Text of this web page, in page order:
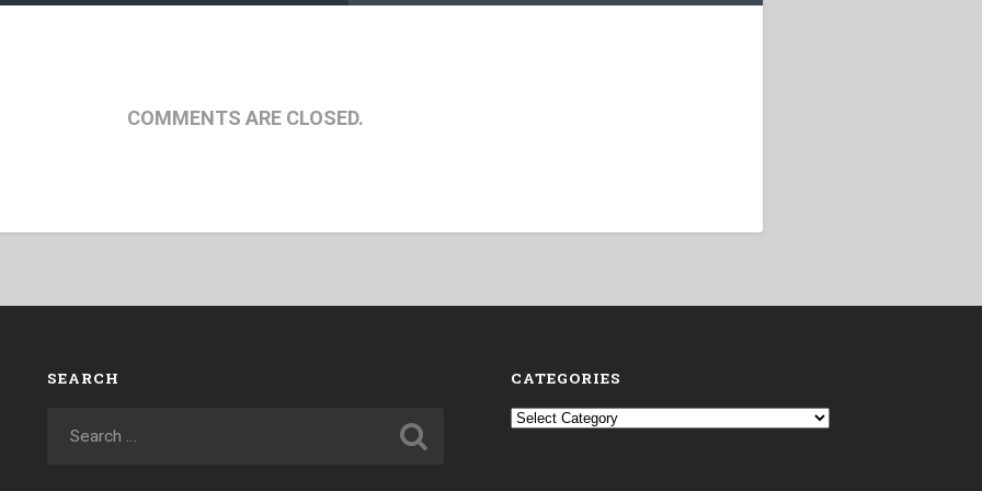
COMMENTS ARE CLOSED.
SEARCH CATEGORIES
Categories